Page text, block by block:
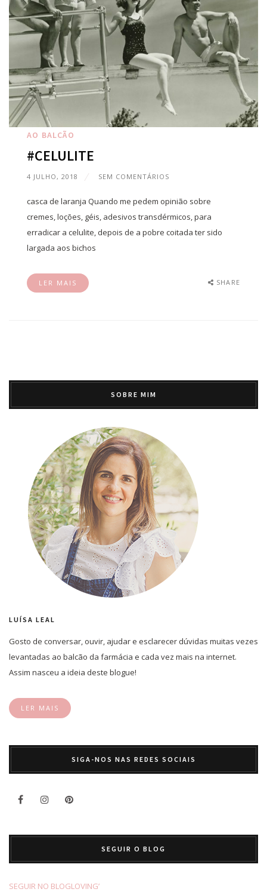
AO BALCÃO
#CELULITE
4 JULHO, 2018 SEM COMENTÁRIOS
casca de laranja Quando me pedem opinião sobre
cremes, loções, géis, adesivos transdérmicos, para
erradicar a celulite, depois de a pobre coitada ter sido
largada aos bichos
LER MAIS SHARE
SOBRE MIM
LUÍSA LEAL
Gosto de conversar, ouvir, ajudar e esclarecer dúvidas muitas vezes
levantadas ao balcão da farmácia e cada vez mais na internet.
Assim nasceu a ideia deste blogue!
LER MAIS
SIGA-NOS NAS REDES SOCIAIS
SEGUIR O BLOG
SEGUIR NO BLOGLOVING’